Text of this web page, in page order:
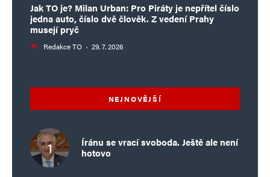
Jak TO je? Milan Urban: Pro Piráty je nepřítel číslo
jedna auto, číslo dvě člověk. Z vedení Prahy
musejí pryč
Redakce TO · 29. 7. 2026
NEJNOVĚJŠÍ
Íránu se vrací svoboda. Ještě ale není
hotovo